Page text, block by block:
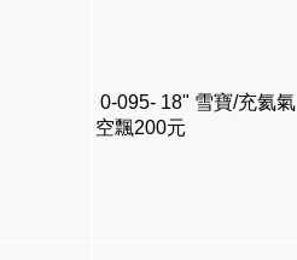
0-095- 18" 雪寶/充氦氣
空飄200元